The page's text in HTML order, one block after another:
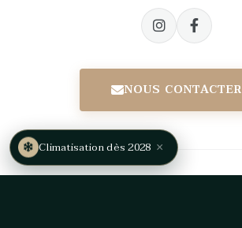
NOUS CONTACTER
Climatisation dès 2028 ×